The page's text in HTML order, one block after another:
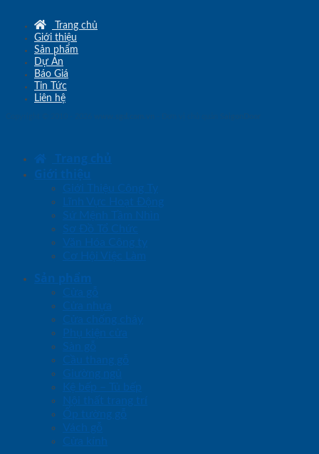
Trang chủ
Giới thiệu
Sản phẩm
Dự Án
Báo Giá
Tin Tức
Liên hệ
Trang chủ
Giới thiệu
Giới Thiệu Công Ty
Lĩnh Vực Hoạt Động
Sứ Mệnh Tầm Nhìn
Sơ Đồ Tổ Chức
Văn Hóa Công ty
Cơ Hội Việc Làm
Sản phẩm
Cửa gỗ
Cửa nhựa
Cửa chống cháy
Phụ kiện cửa
Sàn gỗ
Cầu thang gỗ
Giường ngủ
Kệ bếp – Tủ bếp
Nội thất trang trí
Ốp tường gỗ
Vách gỗ
Cửa kính